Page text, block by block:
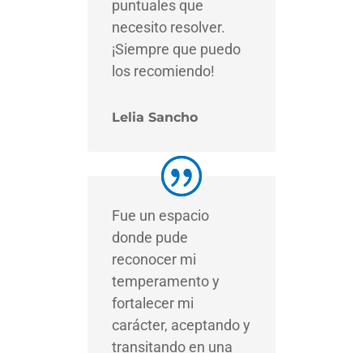
puntuales que
necesito resolver.
¡Siempre que puedo
los recomiendo!
Lelia Sancho
Fue un espacio
donde pude
reconocer mi
temperamento y
fortalecer mi
carácter, aceptando y
transitando en una